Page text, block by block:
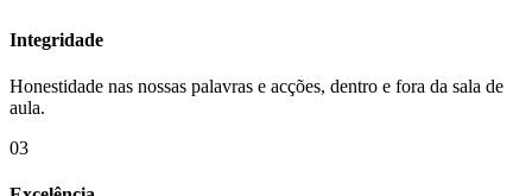
Integridade
Honestidade nas nossas palavras e acções, dentro e fora da sala de
aula.
03